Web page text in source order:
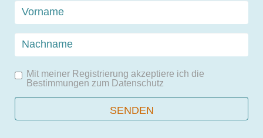
Mit meiner Registrierung akzeptiere ich die
Bestimmungen zum Datenschutz